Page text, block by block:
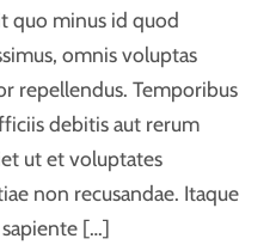
quo minus id quod
omnis voluptas
repellendus. Temporibus
debitis aut rerum
ut et voluptates
non recusandae. Itaque
[…]